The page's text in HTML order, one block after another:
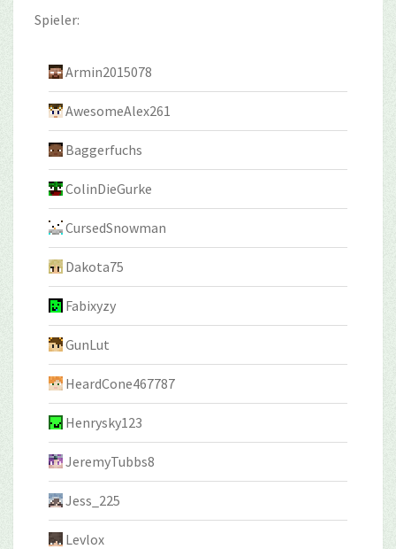
Spieler:
Armin2015078
AwesomeAlex261
Baggerfuchs
ColinDieGurke
CursedSnowman
Dakota75
Fabixyzy
GunLut
HeardCone467787
Henrysky123
JeremyTubbs8
Jess_225
Levlox